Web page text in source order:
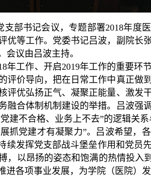
书记会议，专题部署2018年度
优等工作。党委书记吕波，副院长
议由吕波主持。
工作、开启2019年工作的重要环
价导向，把在日常工作中真正做
评优弘扬正气、凝聚正能量、激发
融合体制机制建设的举措。吕波强
建不合格、业务上不去”的逻辑关
抓党建才有凝聚力”。吕波希望，
续发挥党支部战斗堡垒作用和党员
以昂扬的姿态和饱满的热情投入
各项事业发展，为学院（医院）发